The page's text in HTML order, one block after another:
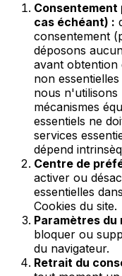
cas échéant) :
consentement
déposons
avant obtention
non
nous n'utilisons
mécanismes
essentiels ne
services
dépend
Centre de
activer ou
essentielles
Cookies du site.
Paramètres du
bloquer ou
du navigateur.
Retrait du